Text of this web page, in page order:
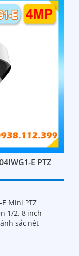
E PTZ
E Mini PTZ
1/2. 8 inch
sắc nét